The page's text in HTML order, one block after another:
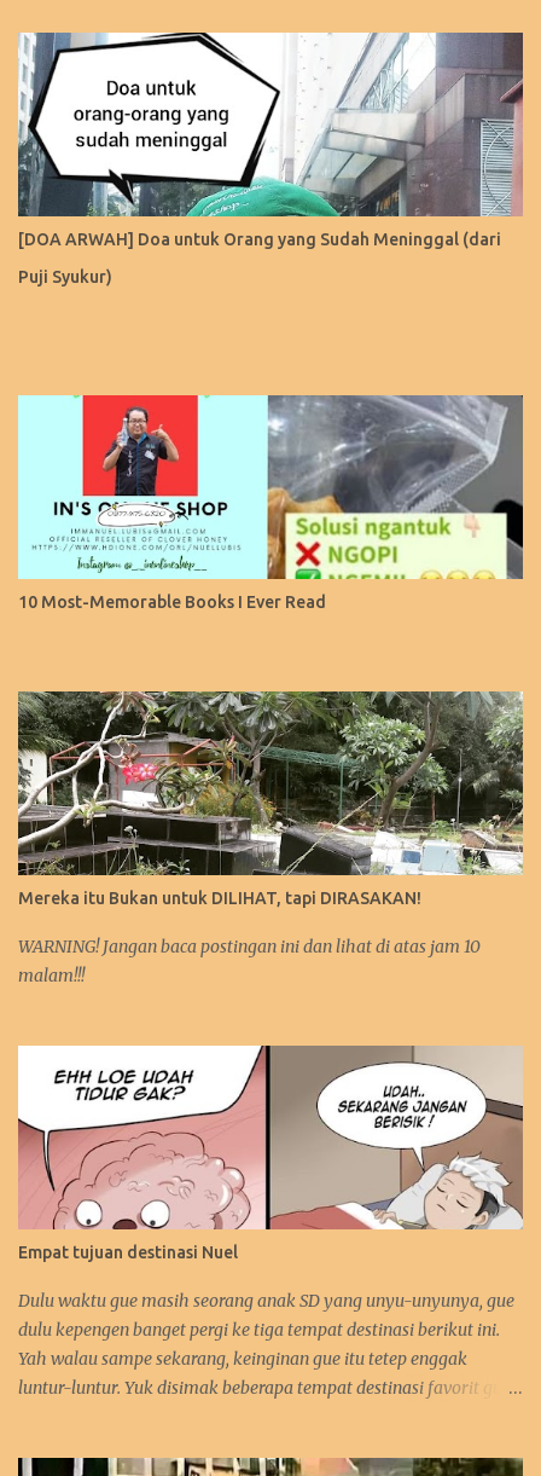
[DOA ARWAH] Doa untuk Orang yang Sudah Meninggal (dari
Puji Syukur)
10 Most-Memorable Books I Ever Read
Mereka itu Bukan untuk DILIHAT, tapi DIRASAKAN!
WARNING! Jangan baca postingan ini dan lihat di atas jam 10
malam!!!
Empat tujuan destinasi Nuel
Dulu waktu gue masih seorang anak SD yang unyu-unyunya, gue
dulu kepengen banget pergi ke tiga tempat destinasi berikut ini.
Yah walau sampe sekarang, keinginan gue itu tetep enggak
luntur-luntur. Yuk disimak beberapa tempat destinasi favorit gue.